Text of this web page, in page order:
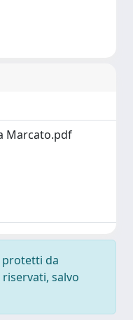
Marcato.pdf
protetti da
salvo